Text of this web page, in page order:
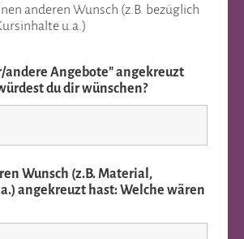
anderen Wunsch (z.B. bezüglich
u.a.)
andere Angebote" angekreuzt
du dir wünschen?
Wunsch (z.B. Material,
angekreuzt hast: Welche wären